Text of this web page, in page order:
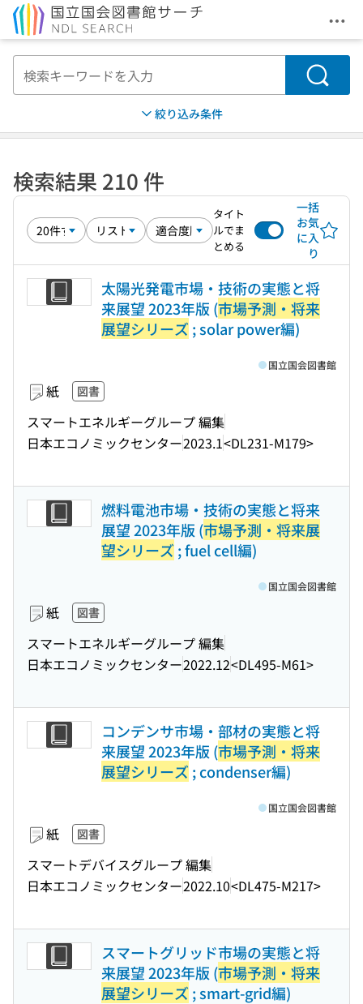
メ
検索
絞り込み条件
検索結果 210 件
タイト
ルでま
とめる
一括
お気
に入
り
太陽光発電市場・技術の実態と将
来展望 2023年版 (市場予測・将来
展望シリーズ ; solar power編)
紙 図書
スマートエネルギーグループ 編集
日本エコノミックセンター2023.1<DL231-M179>
国立国会図書館
燃料電池市場・技術の実態と将来
展望 2023年版 (市場予測・将来展
望シリーズ ; fuel cell編)
紙 図書
スマートエネルギーグループ 編集
日本エコノミックセンター2022.12<DL495-M61>
国立国会図書館
コンデンサ市場・部材の実態と将
来展望 2023年版 (市場予測・将来
展望シリーズ ; condenser編)
紙 図書
スマートデバイスグループ 編集
日本エコノミックセンター2022.10<DL475-M217>
国立国会図書館
スマートグリッド市場の実態と将
来展望 2023年版 (市場予測・将来
展望シリーズ ; smart-grid編)